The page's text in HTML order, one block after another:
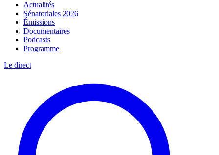
Actualités
Sénatoriales 2026
Émissions
Documentaires
Podcasts
Programme
Le direct